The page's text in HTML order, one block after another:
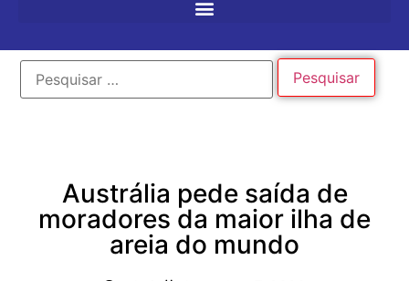
Austrália pede saída de
moradores da maior ilha de
areia do mundo